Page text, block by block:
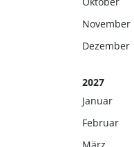
November
Dezember
2027
Januar
Februar